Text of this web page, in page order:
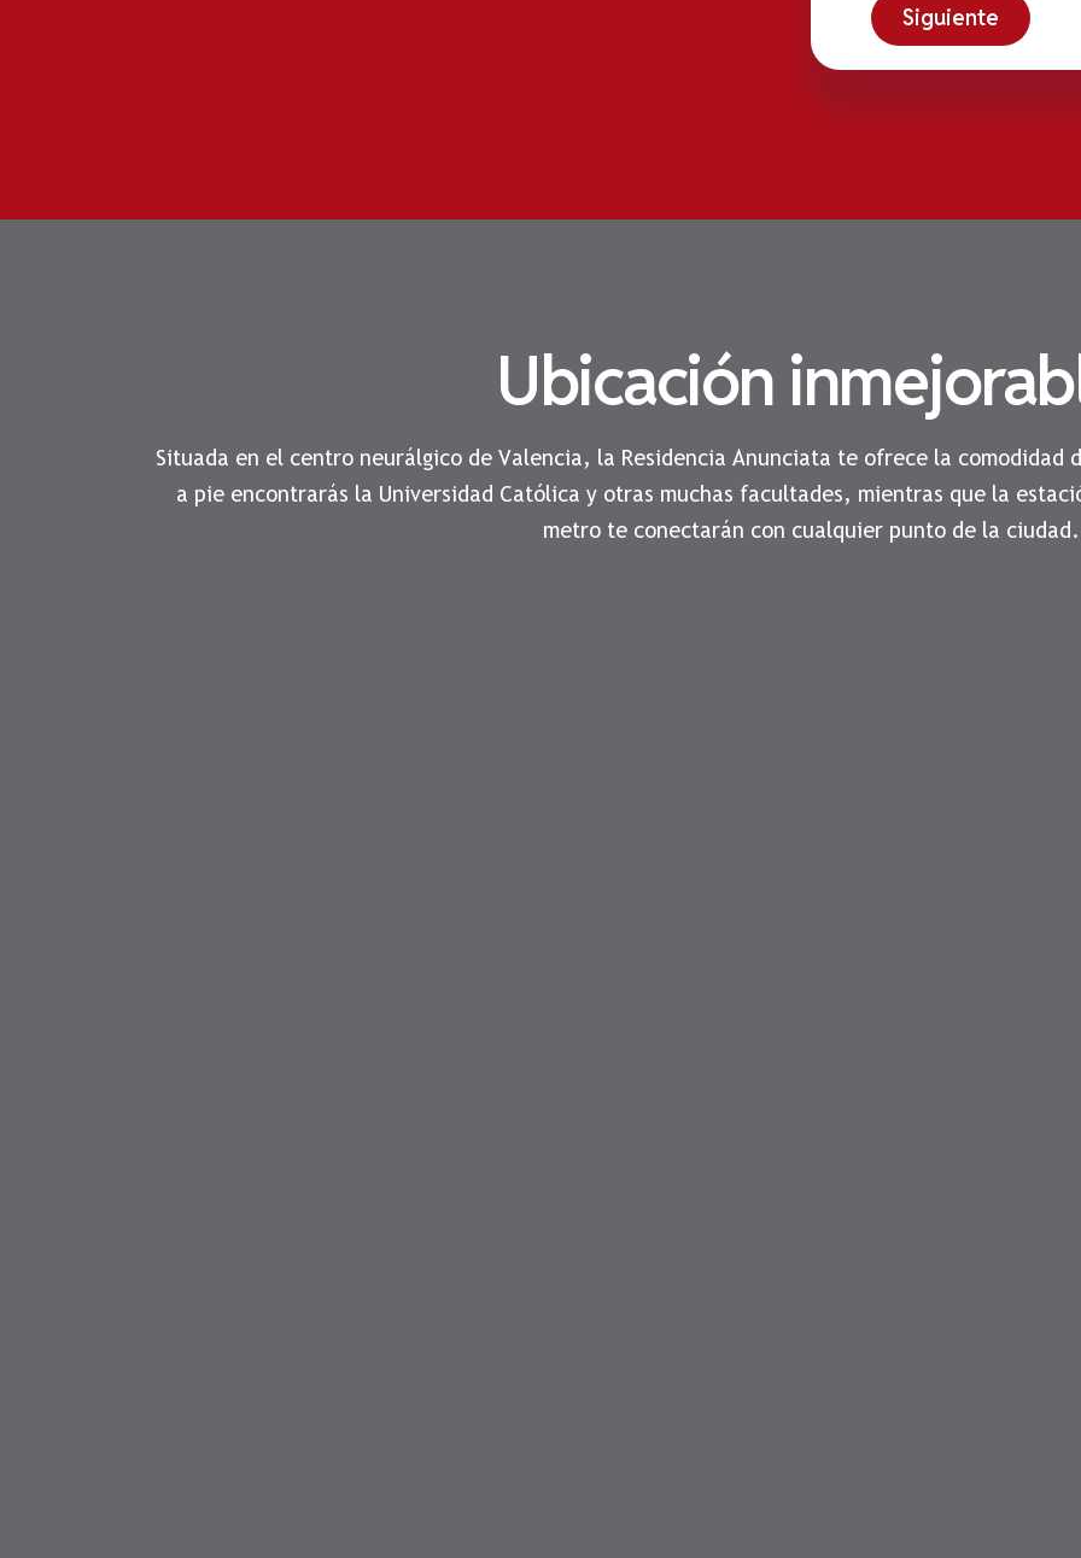
Siguiente
Ubicación
Situada en el centro neurálgico de Valencia, la Residencia Anunciata te ofrece la comodidad
a pie encontrarás la Universidad Católica y otras muchas facultades, mientras que la
metro te conectarán con cualquier punto de la ciudad.